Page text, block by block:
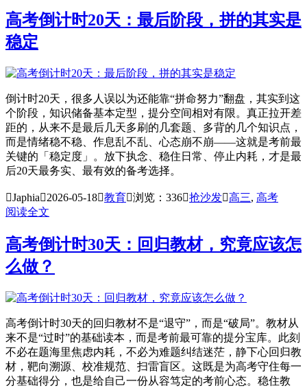
高考倒计时20天：最后阶段，拼的其实是
稳定
倒计时20天，很多人误以为还能靠“拼命努力”翻盘，其实到这
个阶段，知识储备基本定型，提分空间相对有限。真正拉开差
距的，从来不是最后几天多刷的几套题、多背的几个知识点，
而是情绪稳不稳、作息乱不乱、心态崩不崩——这就是考前最
关键的「稳定度」。放下执念、稳住日常、停止内耗，才是最
后20天最务实、最有效的备考选择。
Japhia2026-05-18教育浏览：336抢沙发高三, 高考
阅读全文
高考倒计时30天：回归教材，究竟应该怎
么做？
高考倒计时30天的回归教材不是“退守”，而是“破局”。教材从
来不是“过时”的基础读本，而是考前最可靠的提分宝库。此刻
不必在题海里焦虑内耗，不必为难题纠结迷茫，静下心回归教
材，靶向溯源、校准规范、扫雷盲区。这既是为高考守住每一
分基础得分，也是给自己一份从容笃定的考前心态。稳住教